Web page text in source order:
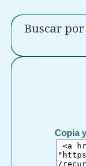
Buscar
Copia